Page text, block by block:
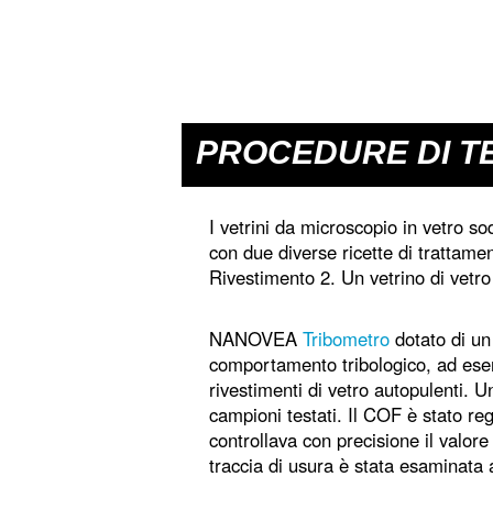
PROCEDURE DI
I vetrini da microscopio in vetro
con due diverse ricette di
Rivestimento 2. Un vetrino di
NANOVEA Tribometro dotato di
comportamento tribologico, ad
rivestimenti di vetro autopulenti.
campioni testati. Il COF è stato
controllava con precisione il
traccia di usura è stata